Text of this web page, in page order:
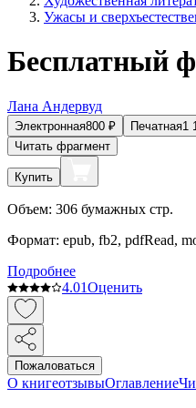
Ужасы и
Бесплатный
Лана Андервуд
Электронная800 ₽ Печатная1
Читать фрагмент
Купить
Объем: 306 бумажных стр.
Формат: epub, fb2, pdfRead,
Подробнее
4.01Оценить
Пожаловаться
О книгеотзывыОглавление